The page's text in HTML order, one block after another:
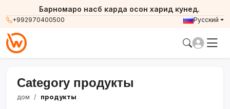
+992970400500
Барномаро насб карда осон харид кунед.
Русский
Category продукты
дом продукты